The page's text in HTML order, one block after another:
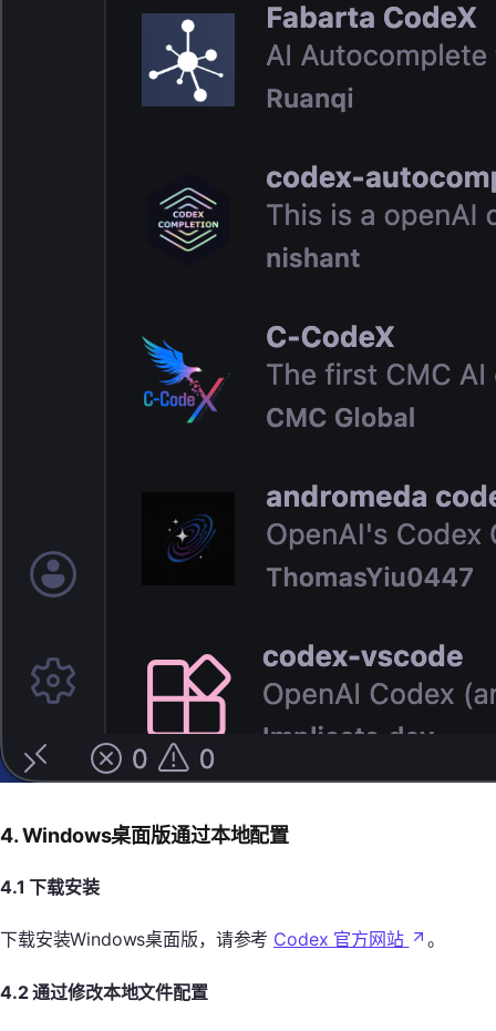
4. Windows桌面版通过本地配置
4.1 下载安装
下载安装Windows桌面版，请参考 Codex 官方网站 。
4.2 通过修改本地文件配置